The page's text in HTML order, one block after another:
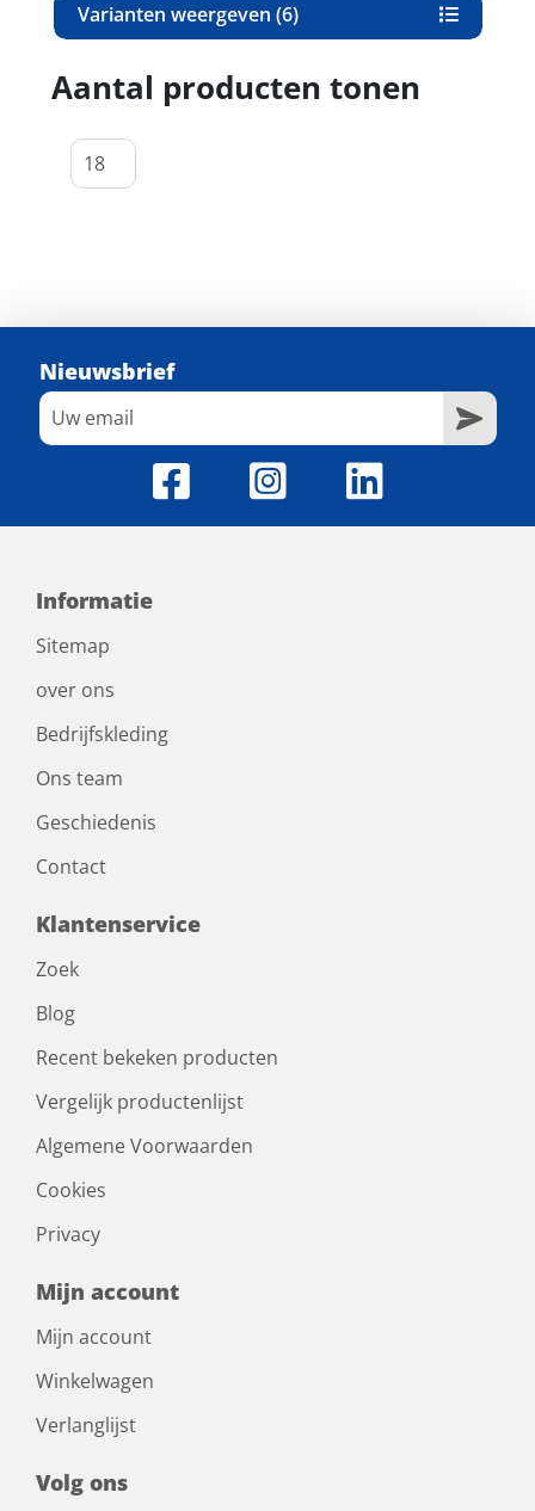
Varianten weergeven (6)
Aantal producten tonen
Nieuwsbrief
Informatie
Sitemap
over ons
Bedrijfskleding
Ons team
Geschiedenis
Contact
Klantenservice
Zoek
Blog
Recent bekeken producten
Vergelijk productenlijst
Algemene Voorwaarden
Cookies
Privacy
Mijn account
Mijn account
Winkelwagen
Verlanglijst
Volg ons